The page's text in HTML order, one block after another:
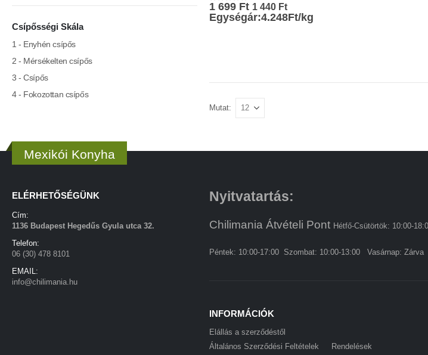
0 az 5-ből
1 699 Ft 1 440 Ft
Egységár:4.248Ft/kg
Mutat:
Csípősségi Skála
1 - Enyhén csípős
2 - Mérsékelten csípős
3 - Csípős
4 - Fokozottan csípős
Mexikói Konyha
ELÉRHETŐSÉGÜNK
Cím:
1136 Budapest Hegedűs Gyula utca 32.
Telefon:
06 (30) 478 8101
EMAIL:
info@chilimania.hu
Nyitvatartás:
Chilimania Átvételi Pont Hétfő-Csütörtök: 10:00-
Péntek: 10:00-17:00 Szombat: 10:00-13:00 Vasárnap: Zárva
INFORMÁCIÓK
Elállás a szerződéstől
Általános Szerződési Feltételek
Rendelések